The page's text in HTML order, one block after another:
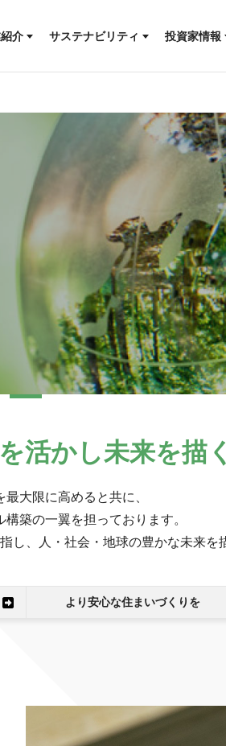
介
、街に笑顔を
サステナビリティ
サステナビリティニュース
投資家情報
づくりを
TCFD
コンプ
活かし未来を描く
大限に高めると共に、
築の一翼を担っております。
し、人・社会・地球の豊かな未来を
より安心な住まいづくりを